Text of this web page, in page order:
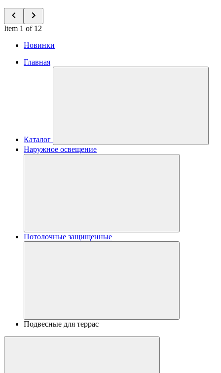
Item 1 of 12
Новинки
Главная
Каталог
Наружное освещение
Потолочные защищенные
Подвесные для террас